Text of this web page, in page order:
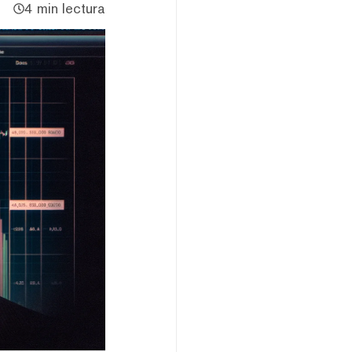
4 min lectura